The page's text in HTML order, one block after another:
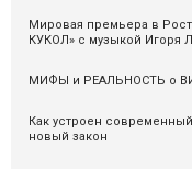
Мировая премьера в
КУКОЛ» с музыкой Игоря
МИФЫ и РЕАЛЬНОСТЬ о
Как устроен
новый закон